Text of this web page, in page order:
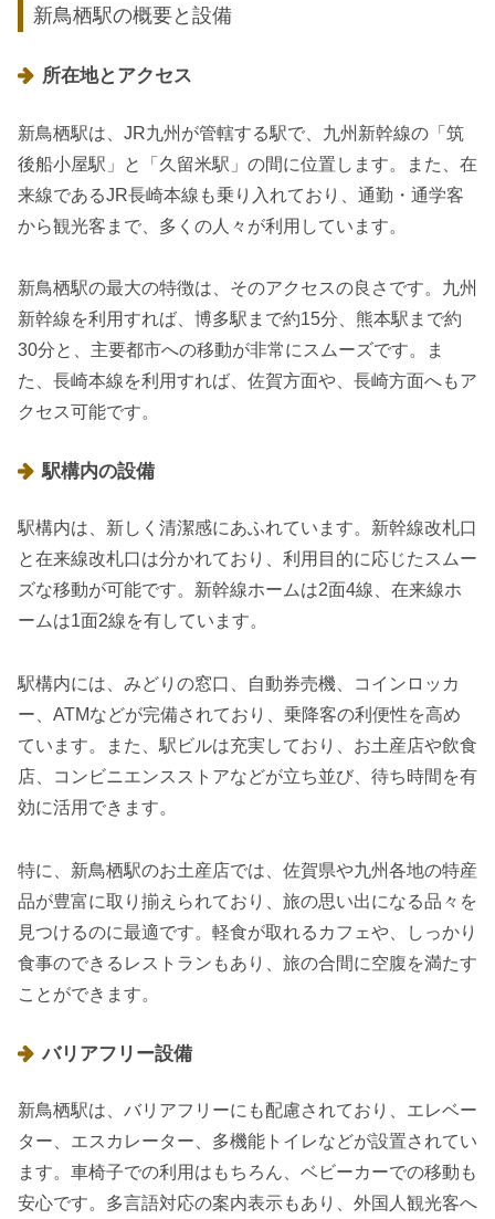
新鳥栖駅の概要と設備
所在地とアクセス
新鳥栖駅は、JR九州が管轄する駅で、九州新幹線の「筑
後船小屋駅」と「久留米駅」の間に位置します。また、在
来線であるJR長崎本線も乗り入れており、通勤・通学客
から観光客まで、多くの人々が利用しています。
新鳥栖駅の最大の特徴は、そのアクセスの良さです。九州
新幹線を利用すれば、博多駅まで約15分、熊本駅まで約
30分と、主要都市への移動が非常にスムーズです。ま
た、長崎本線を利用すれば、佐賀方面や、長崎方面へもア
クセス可能です。
駅構内の設備
駅構内は、新しく清潔感にあふれています。新幹線改札口
と在来線改札口は分かれており、利用目的に応じたスムー
ズな移動が可能です。新幹線ホームは2面4線、在来線ホ
ームは1面2線を有しています。
駅構内には、みどりの窓口、自動券売機、コインロッカ
ー、ATMなどが完備されており、乗降客の利便性を高め
ています。また、駅ビルは充実しており、お土産店や飲食
店、コンビニエンスストアなどが立ち並び、待ち時間を有
効に活用できます。
特に、新鳥栖駅のお土産店では、佐賀県や九州各地の特産
品が豊富に取り揃えられており、旅の思い出になる品々を
見つけるのに最適です。軽食が取れるカフェや、しっかり
食事のできるレストランもあり、旅の合間に空腹を満たす
ことができます。
バリアフリー設備
新鳥栖駅は、バリアフリーにも配慮されており、エレベー
ター、エスカレーター、多機能トイレなどが設置されてい
ます。車椅子での利用はもちろん、ベビーカーでの移動も
安心です。多言語対応の案内表示もあり、外国人観光客へ